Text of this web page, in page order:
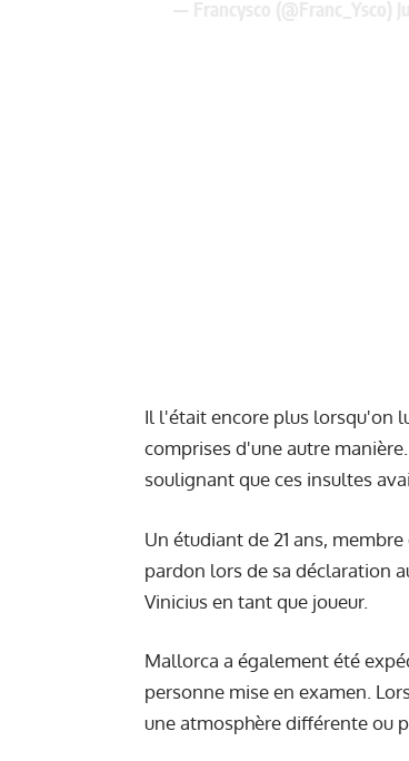
Il l'était encore plus lorsqu'on
comprises d'une autre
soulignant que ces insultes
Un étudiant de 21 ans,
pardon lors de sa déclaration
Vinicius en tant que joueur.
Mallorca a également été
personne mise en examen.
une atmosphère différente ou